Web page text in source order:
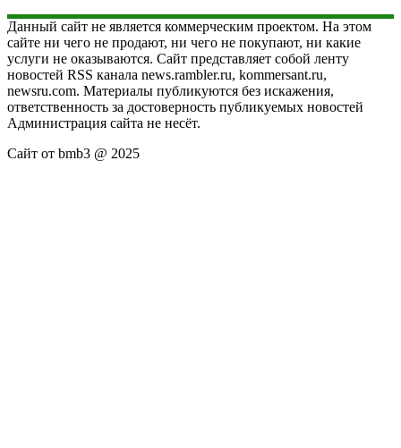
Данный сайт не является коммерческим проектом. На этом
сайте ни чего не продают, ни чего не покупают, ни какие
услуги не оказываются. Сайт представляет собой ленту
новостей RSS канала news.rambler.ru, kommersant.ru,
newsru.com. Материалы публикуются без искажения,
ответственность за достоверность публикуемых новостей
Администрация сайта не несёт.
Сайт от bmb3 @ 2025